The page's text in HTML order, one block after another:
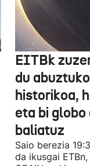
EITBk
du
historikoa,
eta bi
baliatuz
Saio berezia
da ikusgai